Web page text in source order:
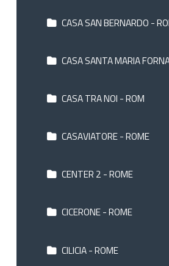
CASA SAN BERNARDO -
CASA SANTA MARIA
CASA TRA NOI - ROM
CASAVIATORE - ROME
CENTER 2 - ROME
CICERONE - ROME
CILICIA - ROME